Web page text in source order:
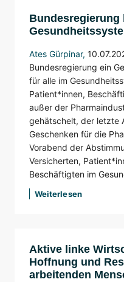
Bundesregierung
Ates Gürpinar,
Bundesregierung ein
für alle im
Patient*innen,
außer der
gehätschelt, der letzte
Geschenken für die
Vorabend der
Versicherten,
Beschäftigten im
Weiterlesen
Aktive linke
Hoffnung und
arbeitenden